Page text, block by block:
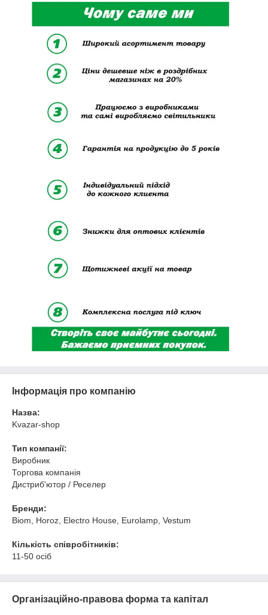
Інформація про компанію
Назва:
Kvazar-shop
Тип компанії:
Виробник
Торгова компанія
Дистриб'ютор / Реселер
Бренди:
Biom, Horoz, Electro House, Eurolamp, Vestum
Кількість співробітників:
11-50 осіб
Організаційно-правова форма та капітал